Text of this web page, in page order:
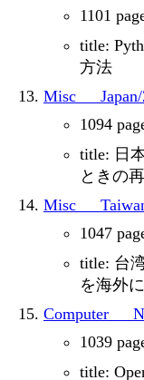
1101
title:
方法
1094
title: 日
ときの
1047
title: 台
を海外
1039
title: